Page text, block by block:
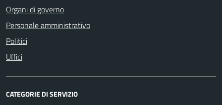
Organi di governo
Personale amministrativo
Politici
Uffici
CATEGORIE DI SERVIZIO